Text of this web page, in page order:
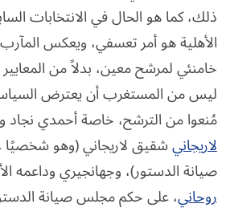
ذلك، كما هو الحال في الانتخابات
الأهلية هو أمر تعسفي، ويعكس
خامنئي لمرشح معين، بدلاً من
ليس من المستغرب أن يعترض
مُنعوا من الترشح، خاصة أحمدي نجاد
لاريجانيشقيق لاريجاني (وهو
صيانة الدستور)، وجهانجيري وداعمه
روحاني، على حكم مجلس صيانة